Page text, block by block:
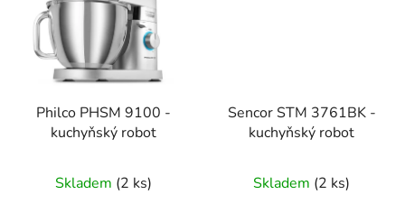
Philco PHSM 9100 -
kuchyňský robot
Skladem (2 ks)
Sencor STM 3761BK -
kuchyňský robot
Skladem (2 ks)